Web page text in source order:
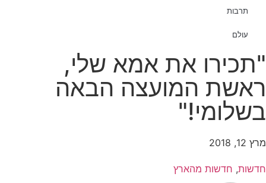
תרבות
עולם
את אמא שלי,
המועצה הבאה
2018
,חדשות מהארץ